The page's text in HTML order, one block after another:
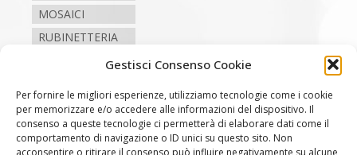
Gestisci Consenso Cookie
Per fornire le migliori esperienze, utilizziamo tecnologie come i cookie
per memorizzare e/o accedere alle informazioni del dispositivo. Il
consenso a queste tecnologie ci permetterà di elaborare dati come il
comportamento di navigazione o ID unici su questo sito. Non
acconsentire o ritirare il consenso può influire negativamente su alcune
MOSAICI
RUBINETTERIA
SEGUICI